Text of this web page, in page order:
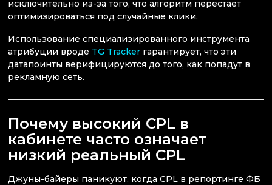
исключительно из-за того, что алгоритм перестает
оптимизироваться под случайные клики.
Использование специализированного инструмента
атрибуции вроде TG Tracker гарантирует, что эти
датапоинты верифицируются до того, как попадут в
рекламную сеть.
Почему высокий CPL в
кабинете часто означает
низкий реальный CPL
Джуны-байеры паникуют, когда CPL в репортинге ФБ